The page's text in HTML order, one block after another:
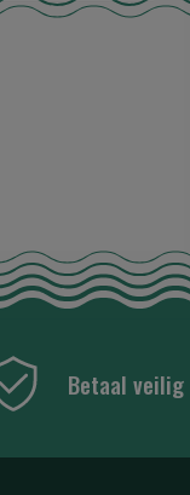
Betaal veilig